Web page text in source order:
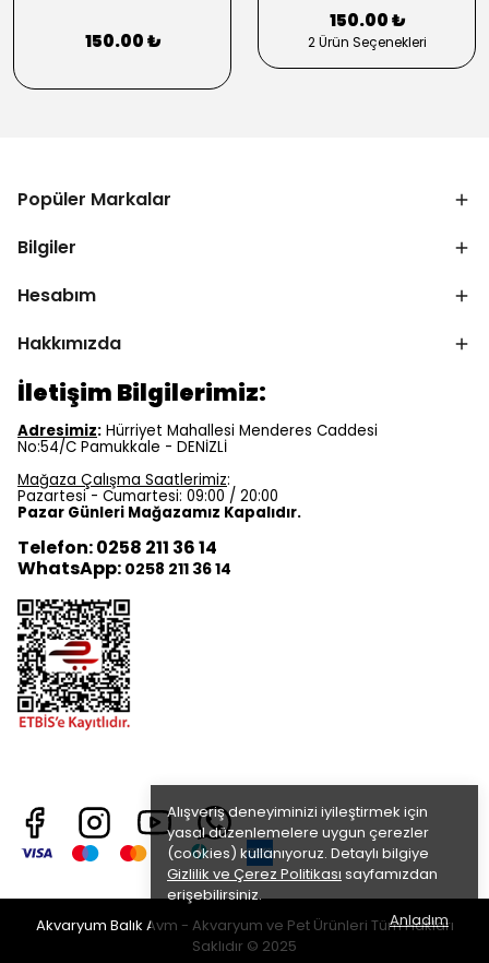
Alışveriş deneyiminizi iyileştirmek için
yasal düzenlemelere uygun çerezler
(cookies) kullanıyoruz. Detaylı bilgiye
Gizlilik ve Çerez Politikası sayfamızdan
erişebilirsiniz.
Anladım
150.00 ₺
150.00 ₺
2 Ürün Seçenekleri
Popüler Markalar
Bilgiler
Hesabım
Hakkımızda
İletişim Bilgilerimiz:
Adresimiz: Hürriyet Mahallesi Menderes Caddesi
No:54/C Pamukkale - DENİZLİ
Mağaza Çalışma Saatlerimiz:
Pazartesi - Cumartesi: 09:00 / 20:00
Pazar Günleri Mağazamız Kapalıdır.
Telefon: 0258 211 36 14
WhatsApp: 0258 211 36 14
Akvaryum Balık Avm - Akvaryum ve Pet Ürünleri Tüm Hakları
Saklıdır © 2025